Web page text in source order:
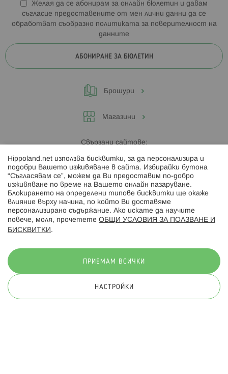
Желая да се абонирам за онлайн бюлетин и давам
съгласие предоставените от мен лични данни да се
обработват съобразно политиката за поверителност на
данните
АБОНИРАНЕ ЗА БЮЛЕТИН
Брошури
Магазини
Свързани сайтове:
Hippoland.ro
Последвайте ни:
© 2026 Hippoland.net. Всички права запазени
Hippoland.net използва бисквитки, за да персонализира и
подобри Вашето изживяване в сайта. Избирайки бутона
“Съгласявам се”, можем да Ви предоставим по-добро
изживяване по време на Вашето онлайн пазаруване.
Блокирането на определени типове бисквитки ще окаже
влияние върху начина, по който Ви доставяме
персонализирано съдържание. Ако искате да научите
повече, моля, прочетете ОБЩИ УСЛОВИЯ ЗА ПОЛЗВАНЕ И
БИСКВИТКИ .
ПРИЕМАМ ВСИЧКИ
НАСТРОЙКИ